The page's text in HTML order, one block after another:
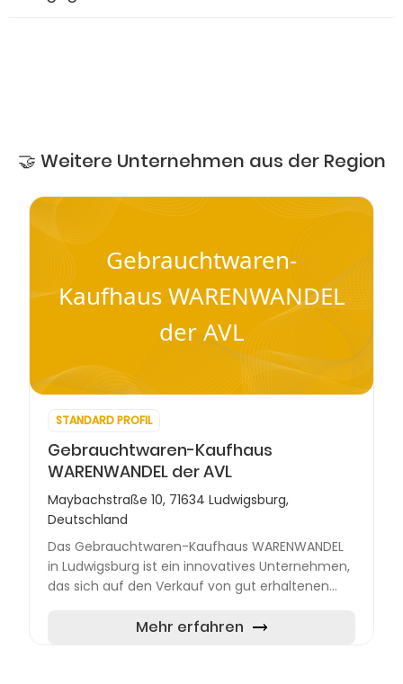
🤝 Weitere Unternehmen aus der Region
Gebrauchtwaren-
Kaufhaus WARENWANDEL
der AVL
STANDARD PROFIL
Gebrauchtwaren-Kaufhaus
WARENWANDEL der AVL
Maybachstraße 10, 71634 Ludwigsburg,
Deutschland
Das Gebrauchtwaren-Kaufhaus WARENWANDEL
in Ludwigsburg ist ein innovatives Unternehmen,
das sich auf den Verkauf von gut erhaltenen
spezialisiert hat. Gelegen i...
Mehr erfahren